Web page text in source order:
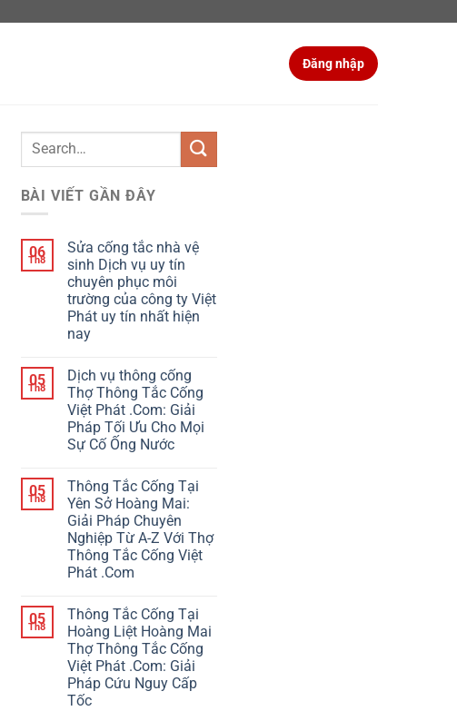
Đăng nhập
BÀI VIẾT GẦN ĐÂY
06
Th8
Sửa cống tắc nhà vệ
sinh Dịch vụ uy tín
chuyên phục môi
trường của công ty Việt
Phát uy tín nhất hiện
nay
05
Th8
Dịch vụ thông cống
Thợ Thông Tắc Cống
Việt Phát .Com: Giải
Pháp Tối Ưu Cho Mọi
Sự Cố Ống Nước
05
Th8
Thông Tắc Cống Tại
Yên Sở Hoàng Mai:
Giải Pháp Chuyên
Nghiệp Từ A-Z Với Thợ
Thông Tắc Cống Việt
Phát .Com
05
Th8
Thông Tắc Cống Tại
Hoàng Liệt Hoàng Mai
Thợ Thông Tắc Cống
Việt Phát .Com: Giải
Pháp Cứu Nguy Cấp
Tốc